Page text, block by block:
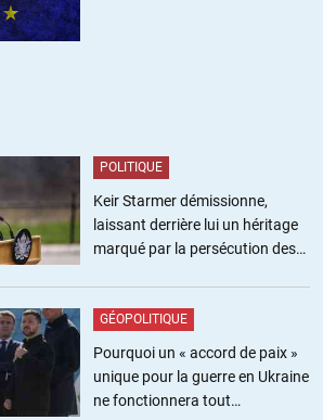
POLITIQUE
Keir Starmer démissionne,
laissant derrière lui un héritage
marqué par la persécution des
GÉOPOLITIQUE
Pourquoi un « accord de paix »
unique pour la guerre en Ukraine
ne fonctionnera tout